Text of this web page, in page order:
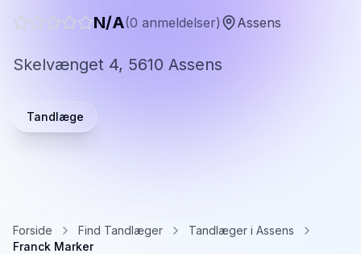
N/A(0 anmeldelser) Assens
Skelvænget 4, 5610 Assens
Tandlæge
Forside Find Tandlæger
Tandlæger i Assens
Franck Marker